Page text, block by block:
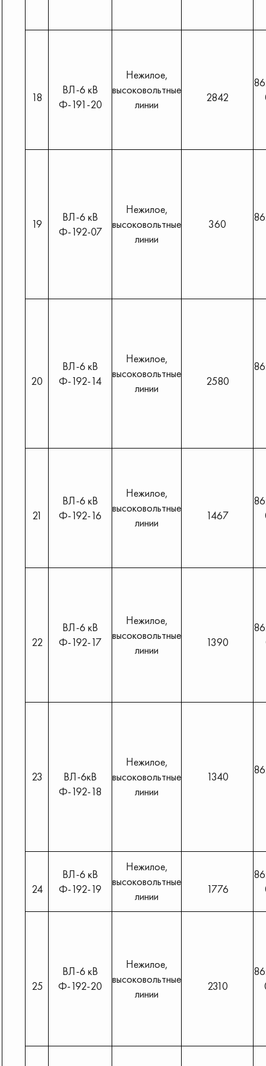
18
ВЛ-6 кВ
Ф-191-20
Нежилое,
высоковольтные
линии
2842
19
ВЛ-6 кВ
Ф-192-07
Нежилое,
высоковольтные
линии
360
20
ВЛ-6 кВ
Ф-192-14
Нежилое,
высоковольтные
линии
2580
21
ВЛ-6 кВ
Ф-192-16
Нежилое,
высоковольтные
линии
1467
22
ВЛ-6 кВ
Ф-192-17
Нежилое,
высоковольтные
линии
1390
23
ВЛ-6кВ
Ф-192-18
Нежилое,
высоковольтные
линии
1340
24
ВЛ-6 кВ
Ф-192-19
Нежилое,
высоковольтные
линии
1776
25
ВЛ-6 кВ
Ф-192-20
Нежилое,
высоковольтные
линии
2310